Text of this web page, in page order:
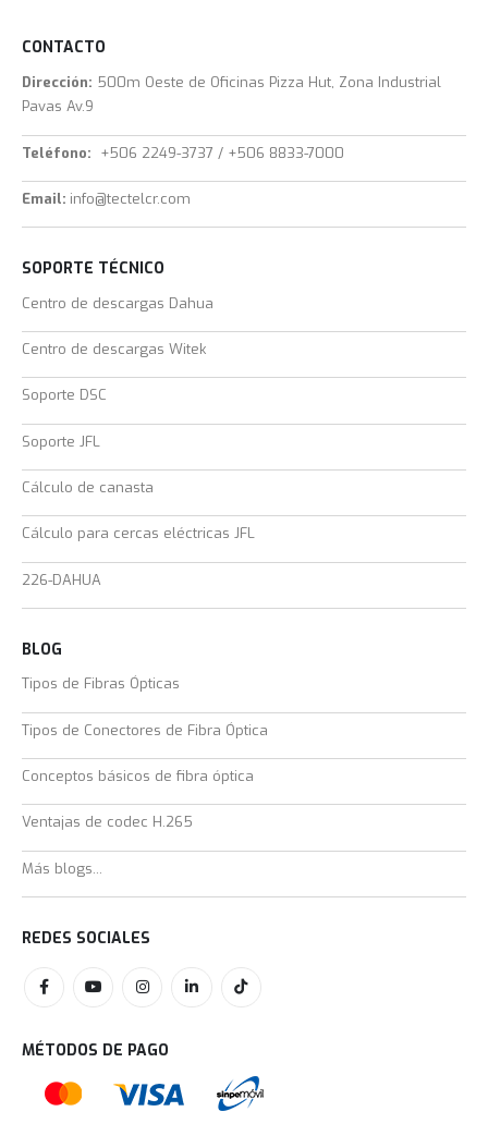
CONTACTO
Dirección: 500m Oeste de Oficinas Pizza Hut, Zona Industrial
Pavas Av.9
Teléfono: +506 2249-3737 / +506 8833-7000
Email: info@tectelcr.com
SOPORTE TÉCNICO
Centro de descargas Dahua
Centro de descargas Witek
Soporte DSC
Soporte JFL
Cálculo de canasta
Cálculo para cercas eléctricas JFL
226-DAHUA
BLOG
Tipos de Fibras Ópticas
Tipos de Conectores de Fibra Óptica
Conceptos básicos de fibra óptica
Ventajas de codec H.265
Más blogs...
REDES SOCIALES
MÉTODOS DE PAGO